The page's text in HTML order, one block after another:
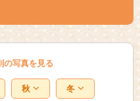
の写真を見る
秋 冬